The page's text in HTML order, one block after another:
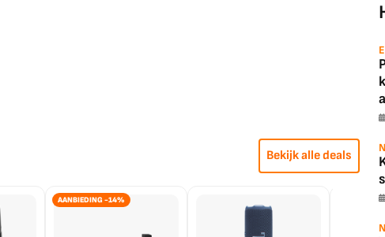
Bekijk alle deals
AANBIEDING -14%